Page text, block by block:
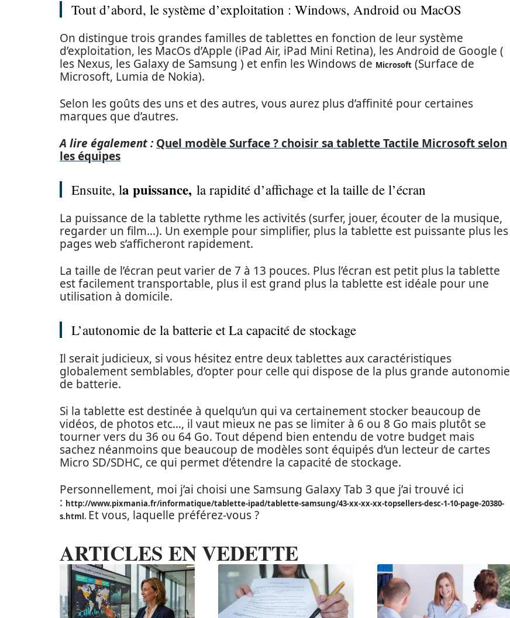
Tout d’abord, le système d’exploitation : Windows, Android ou MacOS
On distingue trois grandes familles de tablettes en fonction de leur système
d’exploitation, les MacOs d’Apple (iPad Air, iPad Mini Retina), les Android de Google (
les Nexus, les Galaxy de Samsung ) et enfin les Windows de Microsoft (Surface de
Microsoft, Lumia de Nokia).
Selon les goûts des uns et des autres, vous aurez plus d’affinité pour certaines
marques que d’autres.
A lire également : Quel modèle Surface ? choisir sa tablette Tactile Microsoft selon
les équipes
Ensuite, la puissance, la rapidité d’affichage et la taille de l’écran
La puissance de la tablette rythme les activités (surfer, jouer, écouter de la musique,
regarder un film…). Un exemple pour simplifier, plus la tablette est puissante plus les
pages web s’afficheront rapidement.
La taille de l’écran peut varier de 7 à 13 pouces. Plus l’écran est petit plus la tablette
est facilement transportable, plus il est grand plus la tablette est idéale pour une
utilisation à domicile.
L’autonomie de la batterie et La capacité de stockage
Il serait judicieux, si vous hésitez entre deux tablettes aux caractéristiques
globalement semblables, d’opter pour celle qui dispose de la plus grande autonomie
de batterie.
Si la tablette est destinée à quelqu’un qui va certainement stocker beaucoup de
vidéos, de photos etc…, il vaut mieux ne pas se limiter à 6 ou 8 Go mais plutôt se
tourner vers du 36 ou 64 Go. Tout dépend bien entendu de votre budget mais
sachez néanmoins que beaucoup de modèles sont équipés d’un lecteur de cartes
Micro SD/SDHC, ce qui permet d’étendre la capacité de stockage.
Personnellement, moi j’ai choisi une Samsung Galaxy Tab 3 que j’ai trouvé ici
: http://www.pixmania.fr/informatique/tablette-ipad/tablette-samsung/43-xx-xx-xx-topsellers-desc-1-10-page-20380-
s.html. Et vous, laquelle préférez-vous ?
ARTICLES EN VEDETTE